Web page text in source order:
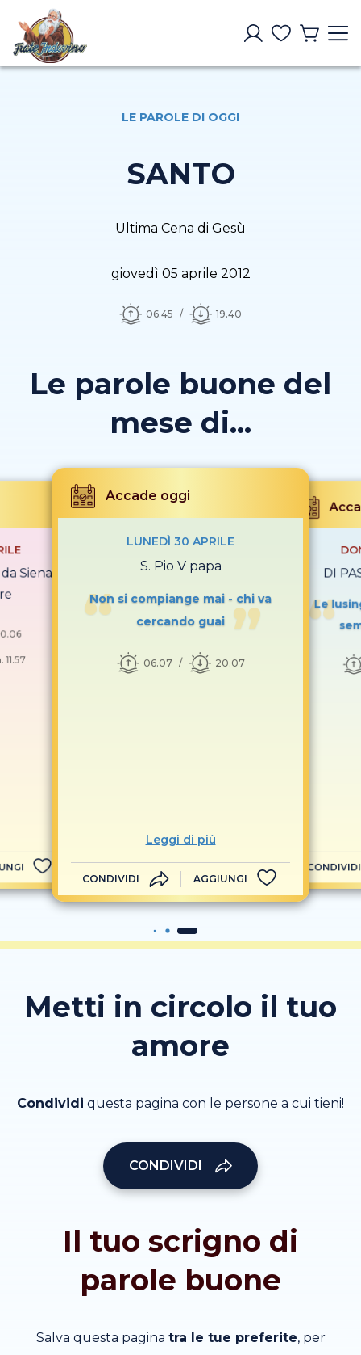
LE PAROLE DI OGGI
SANTO
Ultima Cena di Gesù
giovedì 05 aprile 2012
06.45 19.40
Le parole buone del
mese di...
Siena
Accade oggi
LUNEDÌ 30 APRILE
S. Pio V papa
Non si compiange mai - chi va
cercando guai
06.07 20.07
Leggi di più
CONDIVIDI AGGIUNGI
DI
Le
CONDIVIDI
Metti in circolo il tuo
amore
Condividi questa pagina con le persone a cui tieni!
CONDIVIDI
Il tuo scrigno di
parole buone
Salva questa pagina tra le tue preferite, per